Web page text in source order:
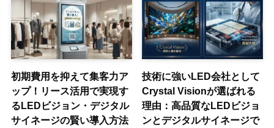
初期費用を抑えて集客力ア
ップ！リース活用で実現す
るLEDビジョン・デジタル
サイネージの賢い導入方法
技術に強いLED会社として
Crystal Visionが選ばれる
理由：高品質なLEDビジョ
ンとデジタルサイネージで